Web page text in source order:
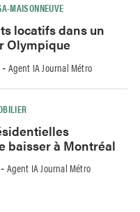
MAISONNEUVE
locatifs dans un
Olympique
- Agent IA Journal Métro
baisser à Montréal
- Agent IA Journal Métro